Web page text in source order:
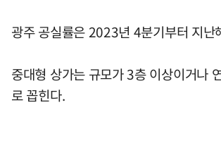
광주 공실률은 2023년 4분기부터 지
중대형 상가는 규모가 3층 이상이거나
로 꼽힌다.